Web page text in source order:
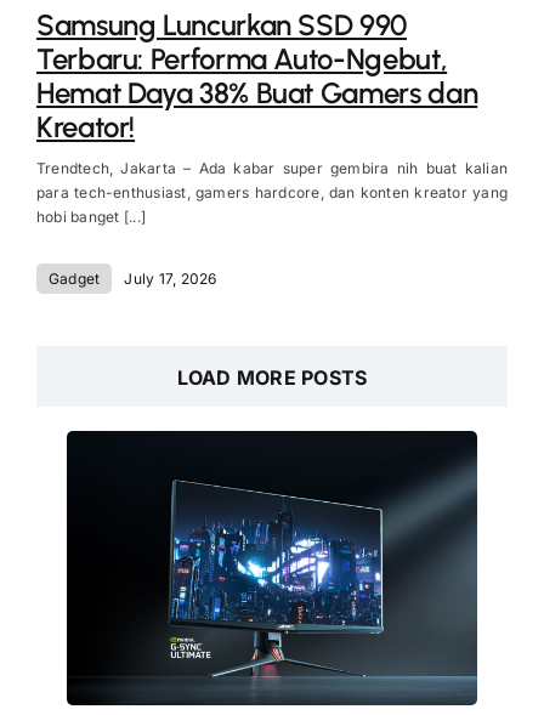
Samsung Luncurkan SSD 990
Terbaru: Performa Auto-Ngebut,
Hemat Daya 38% Buat Gamers dan
Kreator!
Trendtech, Jakarta – Ada kabar super gembira nih buat kalian
para tech-enthusiast, gamers hardcore, dan konten kreator yang
hobi banget [...]
Gadget July 17, 2026
LOAD MORE POSTS